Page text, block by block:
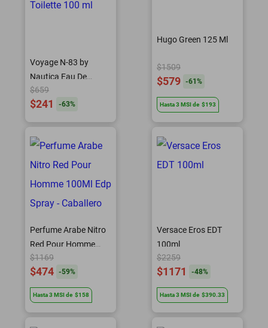
Voyage N-83 by
Nautica Eau De
Toilette 100 ml
$659
$241 -63%
Hugo Green 125 Ml
$1509
$579 -61 %
Hasta3 MSIde $193
Perfume Arabe Nitro
Red Pour Homme
100Ml Edp Spray -
Caballero
$1169
$474 -59%
Hasta3 MSIde $158
Versace Eros EDT
100ml
$2259
$1171 -48%
Hasta3 MSIde $390.33